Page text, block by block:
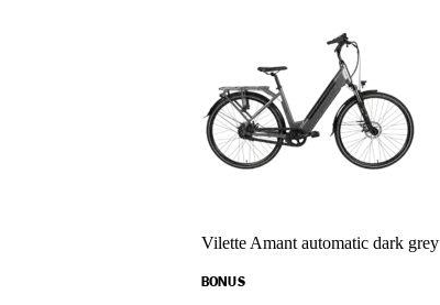
Vilette Amant automatic dark grey
BONUS